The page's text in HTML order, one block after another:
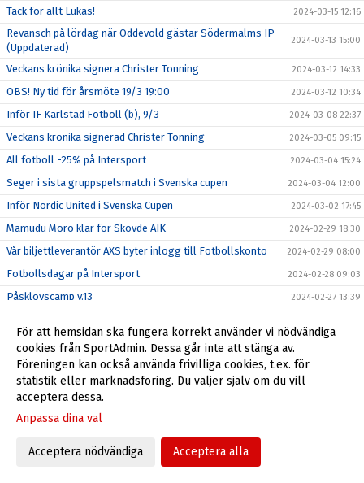
Tack för allt Lukas! 2024-03-15 12:16
Revansch på lördag när Oddevold gästar Södermalms IP
(Uppdaterad)
2024-03-13 15:00
Veckans krönika signera Christer Tonning 2024-03-12 14:33
OBS! Ny tid för årsmöte 19/3 19:00 2024-03-12 10:34
Inför IF Karlstad Fotboll (b), 9/3 2024-03-08 22:37
Veckans krönika signerad Christer Tonning 2024-03-05 09:15
All fotboll -25% på Intersport 2024-03-04 15:24
Seger i sista gruppspelsmatch i Svenska cupen 2024-03-04 12:00
Inför Nordic United i Svenska Cupen 2024-03-02 17:45
Mamudu Moro klar för Skövde AIK 2024-02-29 18:30
Vår biljettleverantör AXS byter inlogg till Fotbollskonto 2024-02-29 08:00
Fotbollsdagar på Intersport 2024-02-28 09:03
Påsklovscamp v.13 2024-02-27 13:39
Förlust i andra matchen Svenska Cupens gruppspel
Inför Svenska Cupen - IFK Göteborg (b) 2024-02-24 19:47
Imorgon ny chans med 50/50 2024-02-24 10:25
Veckans krönika signerad Christer Tonning
Förlust i första matchen i årets Svenska Cup
För att hemsidan ska fungera korrekt använder vi nödvändiga
cookies från SportAdmin. Dessa går inte att stänga av.
Föreningen kan också använda frivilliga cookies, t.ex. för
statistik eller marknadsföring. Du väljer själv om du vill
acceptera dessa.
Anpassa dina val
Acceptera nödvändiga Acceptera alla